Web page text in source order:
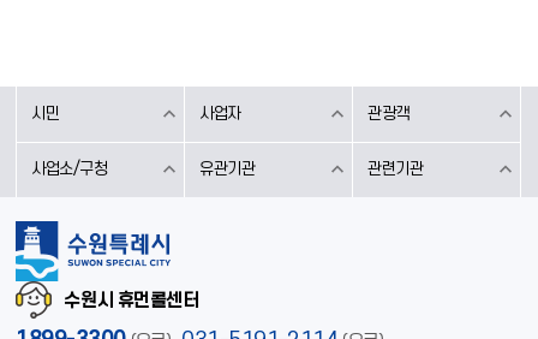
시민 사업자 관광객
사업소/구청 유관기관 관련기관
수원시 휴먼콜센터